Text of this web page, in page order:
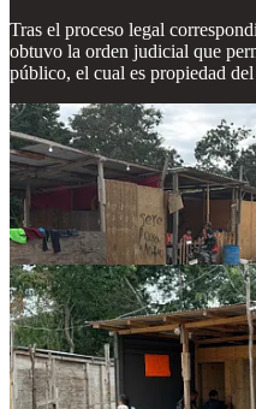
Tras el proceso legal
obtuvo la orden judicial que
público, el cual es propiedad